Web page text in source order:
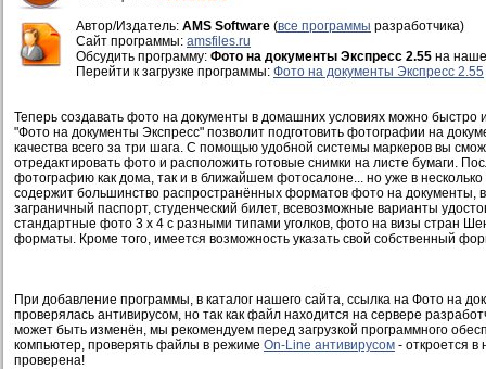
Автор/Издатель: AMS Software (все программы разработчика)
Cайт программы: amsfiles.ru
Обсудить программу: Фото на документы Экспресс 2.55 на
Перейти к загрузке программы: Фото на документы Экспресс 2.55
Теперь создавать фото на документы в домашних условиях можно быстро
"Фото на документы Экспресс" позволит подготовить фотографии на
качества всего за три шага. С помощью удобной системы маркеров вы
отредактировать фото и расположить готовые снимки на листе бумаги.
фотографию как дома, так и в ближайшем фотосалоне... но уже в
содержит большинство распространённых форматов фото на документы,
заграничный паспорт, студенческий билет, всевозможные варианты
стандартные фото 3 x 4 с разными типами уголков, фото на визы стран
форматы. Кроме того, имеется возможность указать свой собственный
При добавление программы, в каталог нашего сайта, ссылка на Фото на
проверялась антивирусом, но так как файл находится на сервере
может быть изменён, мы рекомендуем перед загрузкой программного
компьютер, проверять файлы в режиме On-Line антивирусом - откроется в
проверена!